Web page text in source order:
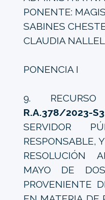
PONENTE:
SABINES
CLAUDIA
PONENCIA I
9.
R.A.378/2023-
SERVIDOR
RESPONSABLE,
RESOLUCIÓN
MAYO DE
PROVENIENTE